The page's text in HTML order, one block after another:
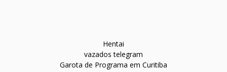
Hentai
vazados telegram
Garota de Programa em Curitiba